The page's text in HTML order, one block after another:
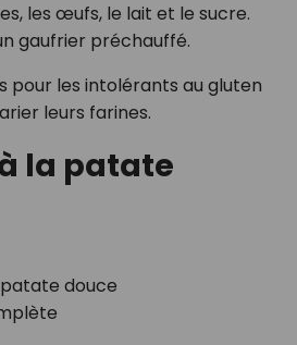
les œufs, le lait et le sucre.
gaufrier préchauffé.
pour les intolérants au gluten
leurs farines.
la patate
douce